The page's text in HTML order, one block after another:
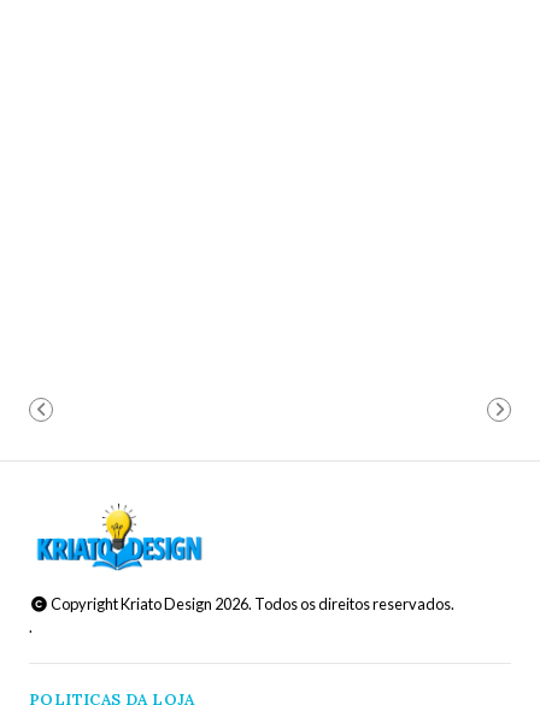
Copyright Kriato Design 2026. Todos os direitos reservados.
.
POLITICAS DA LOJA